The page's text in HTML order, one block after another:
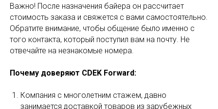
Важно! После назначения байера он рассчитает
стоимость заказа и свяжется с вами самостоятельно.
Обратите внимание, чтобы общение было именно с
того контакта, который поступил вам на почту. Не
отвечайте на незнакомые номера.
Почему доверяют CDEK Forward:
Компания с многолетним стажем, давно
занимается доставкой товаров из зарубежных